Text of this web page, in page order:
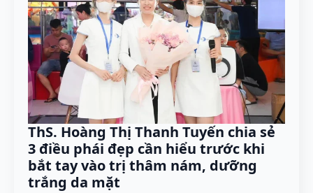
ThS. Hoàng Thị Thanh Tuyến chia sẻ
3 điều phái đẹp cần hiểu trước khi
bắt tay vào trị thâm nám, dưỡng
trắng da mặt